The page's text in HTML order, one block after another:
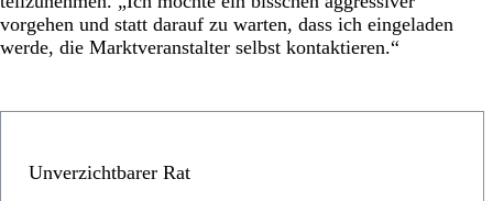
vorgehen und statt darauf zu warten, dass ich eingeladen
werde, die Marktveranstalter selbst kontaktieren.“
Unverzichtbarer Rat